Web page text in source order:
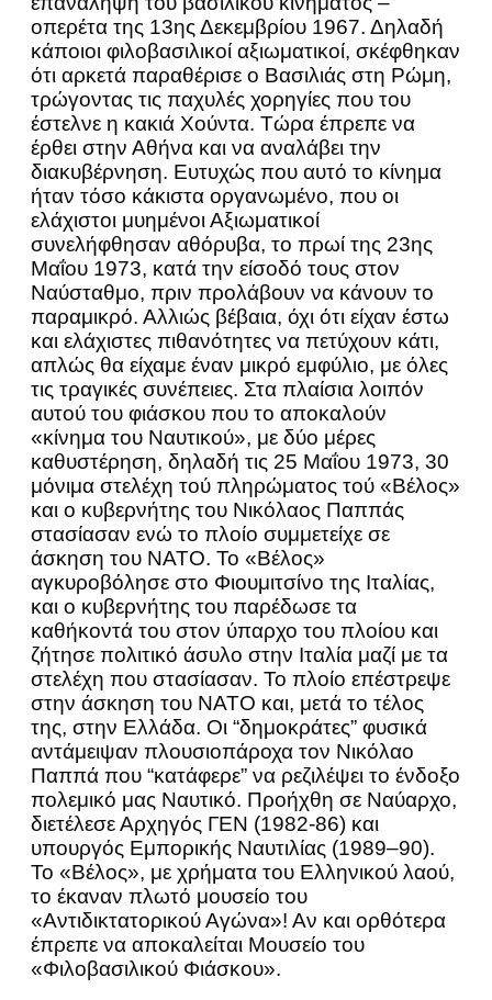
οπερέτα της 13ης Δεκεμβρίου 1967. Δηλαδή
κάποιοι φιλοβασιλικοί αξιωματικοί, σκέφθηκαν
ότι αρκετά παραθέρισε ο Βασιλιάς στη Ρώμη,
τρώγοντας τις παχυλές χορηγίες που του
έστελνε η κακιά Χούντα. Τώρα έπρεπε να
έρθει στην Αθήνα και να αναλάβει την
διακυβέρνηση. Ευτυχώς που αυτό το κίνημα
ήταν τόσο κάκιστα οργανωμένο, που οι
ελάχιστοι μυημένοι Αξιωματικοί
συνελήφθησαν αθόρυβα, το πρωί της 23ης
Μαΐου 1973, κατά την είσοδό τους στον
Ναύσταθμο, πριν προλάβουν να κάνουν το
παραμικρό. Αλλιώς βέβαια, όχι ότι είχαν έστω
και ελάχιστες πιθανότητες να πετύχουν κάτι,
απλώς θα είχαμε έναν μικρό εμφύλιο, με όλες
τις τραγικές συνέπειες. Στα πλαίσια λοιπόν
αυτού του φιάσκου που το αποκαλούν
«κίνημα του Ναυτικού», με δύο μέρες
καθυστέρηση, δηλαδή τις 25 Μαΐου 1973, 30
μόνιμα στελέχη τού πληρώματος τού «Βέλος»
και ο κυβερνήτης του Νικόλαος Παππάς
στασίασαν ενώ το πλοίο συμμετείχε σε
άσκηση του NATO. Το «Βέλος»
αγκυροβόλησε στο Φιουμιτσίνο της Ιταλίας,
και ο κυβερνήτης του παρέδωσε τα
καθήκοντά του στον ύπαρχο του πλοίου και
ζήτησε πολιτικό άσυλο στην Ιταλία μαζί με τα
στελέχη που στασίασαν. Το πλοίο επέστρεψε
στην άσκηση του ΝΑΤΟ και, μετά το τέλος
της, στην Ελλάδα. Οι “δημοκράτες” φυσικά
αντάμειψαν πλουσιοπάροχα τον Νικόλαο
Παππά που “κατάφερε” να ρεζιλέψει το ένδοξο
πολεμικό μας Ναυτικό. Προήχθη σε Ναύαρχο,
διετέλεσε Αρχηγός ΓΕΝ (1982-86) και
υπουργός Εμπορικής Ναυτιλίας (1989–90).
Το «Βέλος», με χρήματα του Ελληνικού λαού,
το έκαναν πλωτό μουσείο του
«Αντιδικτατορικού Αγώνα»! Αν και ορθότερα
έπρεπε να αποκαλείται Μουσείο του
«Φιλοβασιλικού Φιάσκου».